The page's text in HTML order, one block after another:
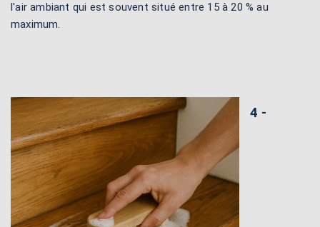
l'air ambiant qui est souvent situé entre 15 à 20 % au
maximum.
4 -